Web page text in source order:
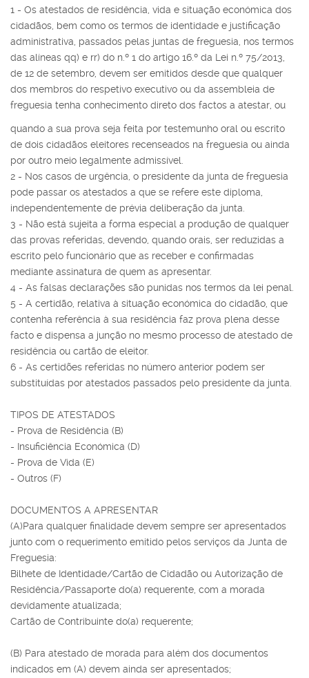
1 - Os atestados de residência, vida e situação económica dos
cidadãos, bem como os termos de identidade e justificação
administrativa, passados pelas juntas de freguesia, nos termos
das alíneas qq) e rr) do n.º 1 do artigo 16.º da Lei n.º 75/2013,
de 12 de setembro, devem ser emitidos desde que qualquer
dos membros do respetivo executivo ou da assembleia de
freguesia tenha conhecimento direto dos factos a atestar, ou
quando a sua prova seja feita por testemunho oral ou escrito
de dois cidadãos eleitores recenseados na freguesia ou ainda
por outro meio legalmente admissível.
2 - Nos casos de urgência, o presidente da junta de freguesia
pode passar os atestados a que se refere este diploma,
independentemente de prévia deliberação da junta.
3 - Não está sujeita a forma especial a produção de qualquer
das provas referidas, devendo, quando orais, ser reduzidas a
escrito pelo funcionário que as receber e confirmadas
mediante assinatura de quem as apresentar.
4 - As falsas declarações são punidas nos termos da lei penal.
5 - A certidão, relativa à situação económica do cidadão, que
contenha referência à sua residência faz prova plena desse
facto e dispensa a junção no mesmo processo de atestado de
residência ou cartão de eleitor.
6 - As certidões referidas no número anterior podem ser
substituídas por atestados passados pelo presidente da junta.
TIPOS DE ATESTADOS
- Prova de Residência (B)
- Insuficiência Económica (D)
- Prova de Vida (E)
- Outros (F)
DOCUMENTOS A APRESENTAR
(A)Para qualquer finalidade devem sempre ser apresentados
junto com o requerimento emitido pelos serviços da Junta de
Freguesia:
Bilhete de Identidade/Cartão de Cidadão ou Autorização de
Residência/Passaporte do(a) requerente, com a morada
devidamente atualizada;
Cartão de Contribuinte do(a) requerente;
(B) Para atestado de morada para além dos documentos
indicados em (A) devem ainda ser apresentados;